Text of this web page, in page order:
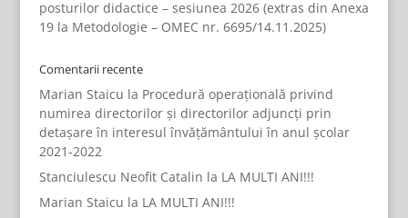
posturilor didactice – sesiunea 2026 (extras din Anexa
19 la Metodologie – OMEC nr. 6695/14.11.2025)
Comentarii recente
Marian Staicu la Procedură operațională privind
numirea directorilor și directorilor adjuncți prin
detașare în interesul învățământului în anul școlar
2021-2022
Stanciulescu Neofit Catalin la LA MULTI ANI!!!
Marian Staicu la LA MULTI ANI!!!